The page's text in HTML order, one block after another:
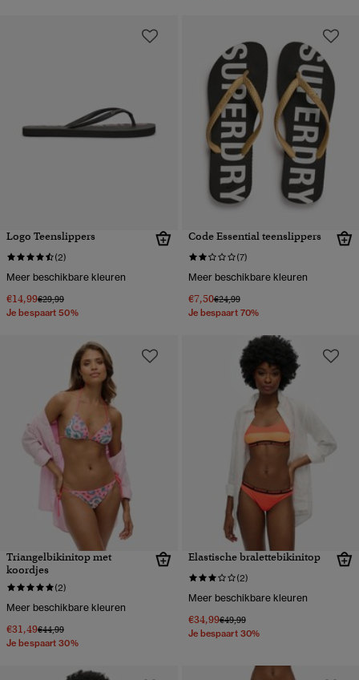
Logo Teenslippers
(2)
Meer beschikbare kleuren
€14,99Prijs verlaagd van
€29,99naar
Je bespaart 50%
Code Essential teenslippers
(7)
Meer beschikbare kleuren
€7,50Prijs verlaagd van
€24,99naar
Je bespaart 70%
Triangelbikinitop met
koordjes
(2)
Meer beschikbare kleuren
€31,49Prijs verlaagd van
€44,99naar
Je bespaart 30%
Elastische bralettebikinitop
(2)
Meer beschikbare kleuren
€34,99Prijs verlaagd van
€49,99naar
Je bespaart 30%